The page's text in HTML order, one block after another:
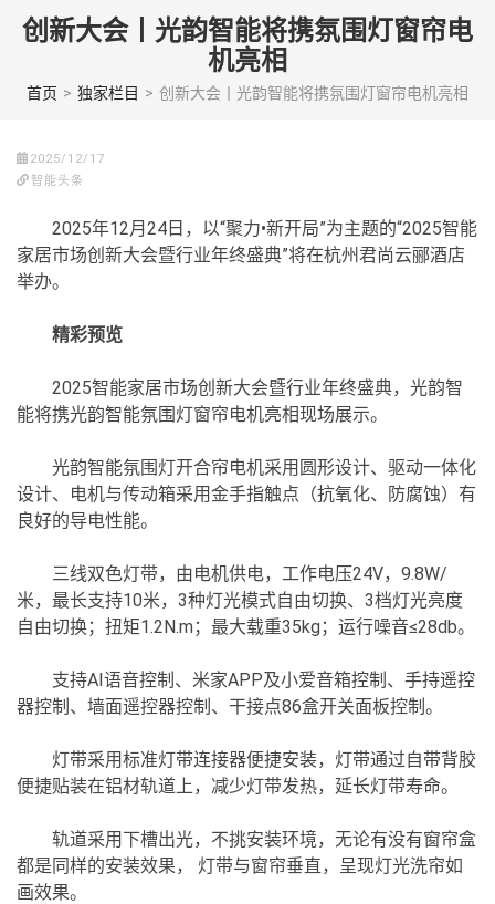
Skip
(Press
创新大会丨光韵智能将携氛围灯窗帘电
机亮相
首页 > 独家栏目 > 创新大会丨光韵智能将携氛围灯窗帘电机亮相
2025/12/17
智能头条
2025年12月24日，以“聚力•新开局”为主题的“2025智能
家居市场创新大会暨行业年终盛典”将在杭州君尚云郦酒店
举办。
精彩预览
2025智能家居市场创新大会暨行业年终盛典，光韵智
能将携光韵智能氛围灯窗帘电机亮相现场展示。
光韵智能氛围灯开合帘电机采用圆形设计、驱动一体化
设计、电机与传动箱采用金手指触点（抗氧化、防腐蚀）有
良好的导电性能。
三线双色灯带，由电机供电，工作电压24V，9.8W/
米，最长支持10米，3种灯光模式自由切换、3档灯光亮度
自由切换；扭矩1.2N.m；最大载重35kg；运行噪音≤28db。
支持AI语音控制、米家APP及小爱音箱控制、手持遥控
器控制、墙面遥控器控制、干接点86盒开关面板控制。
灯带采用标准灯带连接器便捷安装，灯带通过自带背胶
便捷贴装在铝材轨道上，减少灯带发热，延长灯带寿命。
轨道采用下槽出光，不挑安装环境，无论有没有窗帘盒
都是同样的安装效果， 灯带与窗帘垂直，呈现灯光洗帘如
画效果。